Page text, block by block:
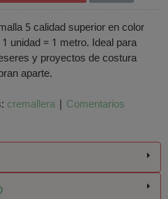
5 calidad superior en color
unidad = 1 metro. Ideal para
y proyectos de costura
aparte.
cremallera | Comentarios